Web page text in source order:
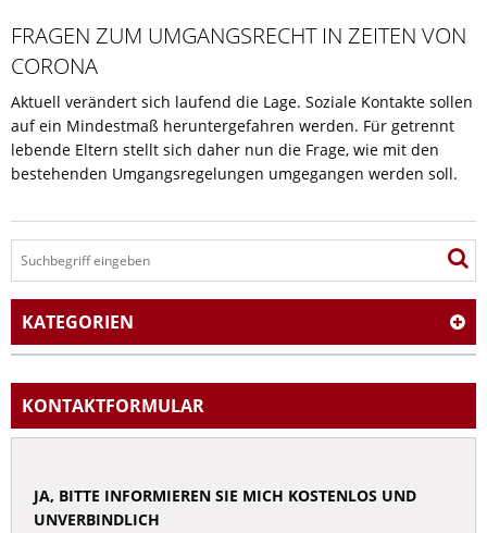
FRAGEN ZUM UMGANGSRECHT IN ZEITEN VON
CORONA
Aktuell verändert sich laufend die Lage. Soziale Kontakte sollen
auf ein Mindestmaß heruntergefahren werden. Für getrennt
lebende Eltern stellt sich daher nun die Frage, wie mit den
bestehenden Umgangsregelungen umgegangen werden soll.
KATEGORIEN
Abfindung
Abmahnung
Arbeitsvertrag
KONTAKTFORMULAR
JA, BITTE INFORMIEREN SIE MICH KOSTENLOS UND
UNVERBINDLICH